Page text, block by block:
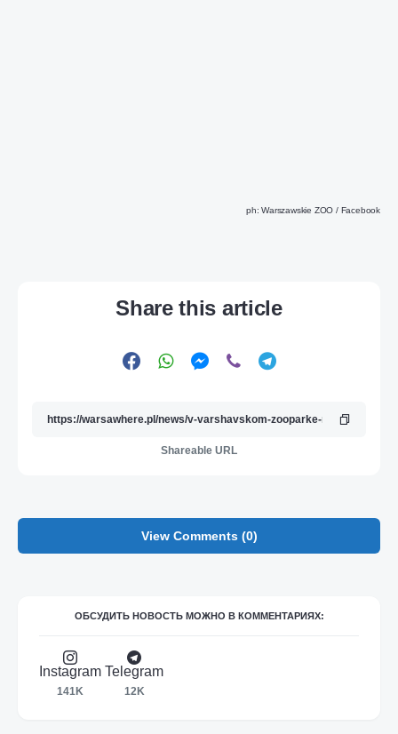
ph: Warszawskie ZOO / Facebook
Share this article
Shareable URL
View Comments (0)
ОБСУДИТЬ НОВОСТЬ МОЖНО В КОММЕНТАРИЯХ:
Instagram
141K
Telegram
12K